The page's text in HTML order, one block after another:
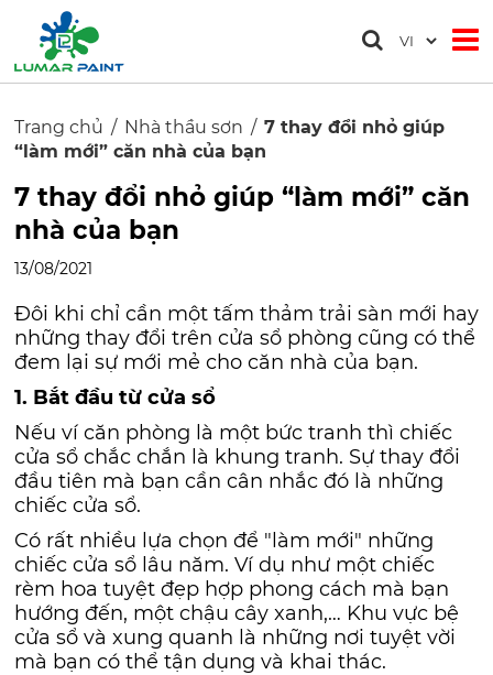
Trang chủ Nhà thầu sơn
7 thay đổi nhỏ giúp
“làm mới” căn nhà của bạn
7 thay đổi nhỏ giúp “làm mới” căn
nhà của bạn
13/08/2021
Đôi khi chỉ cần một tấm thảm trải sàn mới hay
những thay đổi trên cửa sổ phòng cũng có thể
đem lại sự mới mẻ cho căn nhà của bạn.
1. Bắt đầu từ cửa sổ
Nếu ví căn phòng là một bức tranh thì chiếc
cửa sổ chắc chắn là khung tranh. Sự thay đổi
đầu tiên mà bạn cần cân nhắc đó là những
chiếc cửa sổ.
Có rất nhiều lựa chọn để "làm mới" những
chiếc cửa sổ lâu năm. Ví dụ như một chiếc
rèm hoa tuyệt đẹp hợp phong cách mà bạn
hướng đến, một chậu cây xanh,… Khu vực bệ
cửa sổ và xung quanh là những nơi tuyệt vời
mà bạn có thể tận dụng và khai thác.